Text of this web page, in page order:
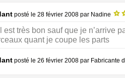
posté le 28 février 2008 par Nadine
est très bon sauf que je n’arrive
quant je coupe les parts
posté le 26 février 2008 par Fabricante